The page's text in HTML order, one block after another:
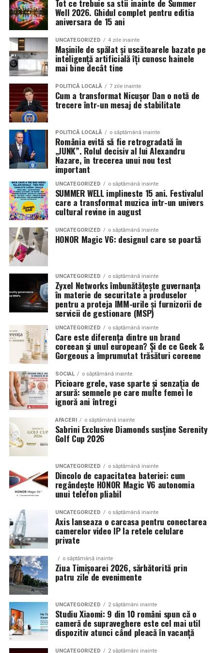
Contact: contact@antreprenoare.ro
Sursă foto: Antreprenoare.ro
decât memorabilă.
Această ediție se poziționează ca o celebrare a feminității
într-un cadru atent construit, în care atmosfera, scena
și interacțiunea cu publicul sunt părți integrante ale
experienței.
Detalii organizatorice
Data și ora:Sâmbătă, 7 martie | 18:00
Locația:
450 RON / persoană – format all-inclusive
(show live și meniu complet)
Pentru rezervări și informații: 0262 287 000 / 0748 023
165
Romanita Events continuă astfel să fie o gazdă
importantă a momentelor speciale din Maramureș,
combinând experiența organizatorică cu capacitatea de
a transforma fiecare eveniment într-o amintire
deosebită pentru participanți.
sunt apreciate si discutate. Anvelopele fac parte din
aceasta categorie de componente esentiale, deoarece
masina este perceputa ca ansamblu.
Ce inseamna o masina pregatita de show in Cluj
Pregatirea unei masini pentru un eveniment auto in Cluj
presupune mai mult decat un aspect curat si o vopsea
lucioasa. Proprietarii investesc timp in detalii precum
alinierea rotilor, raportul dintre janta si anvelopa,
inaltimea masinii si coerenta stilului ales. Fiecare
element trebuie sa se potriveasca cu restul, pentru a
crea o imagine unitara.
Anvelopele influenteaza direct postura masinii. Profilul,
latimea si aspectul flancului pot schimba complet felul
in care masina sta pe roti. O alegere inspirata poate
accentua liniile caroseriei si poate oferi un look
echilibrat, in timp ce o alegere gresita poate strica
proportiile, chiar daca restul masinii este bine realizat.
Anvelopele ca element vizual la show-uri auto
La evenimentele auto din Cluj, anvelopele nu sunt doar
componente functionale, ci si elemente vizuale. Publicul
si fotografii surprind adesea detalii precum modul in
care roata umple aripa, distanta fata de caroserie si
aspectul general al ansamblului roata-janta.
Anvelopele curate, cu dimensiuni corecte si uzura
uniforma, contribuie la imaginea profesionala a unei
masini de show. In multe cazuri, acestea completeaza
jantele si intaresc conceptul ales de proprietar, fie ca
vorbim despre un stil elegant, sportiv sau minimalist.
Echilibrul dintre estetica si utilizare reala
Un aspect specific evenimentelor auto din Cluj este
prezenta multor masini care nu sunt doar proiecte de
show, ci si vehicule utilizate zilnic. Proprietarii acestora
cauta solutii care sa le permita sa participe la
evenimente fara a sacrifica complet confortul sau
siguranta pe drumurile publice.
In acest context, anvelopele alese trebuie sa ofere un
echilibru intre aspect si functionalitate. Multi pasionati
opteaza pentru anvelope care arata bine la show, dar
care pot fi folosite si in conditii reale de trafic,
indiferent de vreme sau sezon.
De ce conteaza tipul de anvelopa la evenimentele din
Cluj
Clujul este un oras in care vremea poate fi imprevizibila,
iar drumurile din imprejurimi includ atat zone urbane,
cat si trasee montane sau colinare. O masina pregatita
Tot ce trebuie sa stii inainte de Summer
Well 2026. Ghidul complet pentru editia
aniversara de 15 ani
UNCATEGORIZED 4 zile inainte
Mașinile de spălat și uscătoarele bazate pe
inteligență artificială îți cunosc hainele
mai bine decât tine
POLITICĂ LOCALĂ 7 zile inainte
Cum a transformat Nicușor Dan o notă de
trecere într-un mesaj de stabilitate
POLITICĂ LOCALĂ o săptămână inainte
România evită să fie retrogradată în
„JUNK”. Rolul decisiv al lui Alexandru
Nazare, în trecerea unui nou test
important
UNCATEGORIZED o săptămână inainte
SUMMER WELL implineste 15 ani. Festivalul
care a transformat muzica intr-un univers
cultural revine in august
UNCATEGORIZED o săptămână inainte
HONOR Magic V6: designul care se poartă
UNCATEGORIZED o săptămână inainte
Zyxel Networks îmbunătățește guvernanța
în materie de securitate a produselor
pentru a proteja IMM-urile și furnizorii de
servicii de gestionare (MSP)
UNCATEGORIZED o săptămână inainte
Care este diferența dintre un brand
coreean și unul european? Și de ce Geek &
Gorgeous a împrumutat trăsături coreene
SOCIAL o săptămână inainte
Picioare grele, vase sparte și senzația de
arsură: semnele pe care multe femei le
ignoră ani întregi
AFACERI o săptămână inainte
Sabrini Exclusive Diamonds susține Serenity
Golf Cup 2026
UNCATEGORIZED o săptămână inainte
Dincolo de capacitatea bateriei: cum
regândește HONOR Magic V6 autonomia
unui telefon pliabil
UNCATEGORIZED o săptămână inainte
Axis lanseaza o carcasa pentru conectarea
camerelor video IP la retele celulare
private
o săptămână inainte
Ziua Timișoarei 2026, sărbătorită prin
patru zile de evenimente
UNCATEGORIZED 2 săptămâni inainte
Studiu Xiaomi: 9 din 10 români spun că o
cameră de supraveghere este cel mai util
dispozitiv atunci când pleacă în vacanță
UNCATEGORIZED 2 săptămâni inainte